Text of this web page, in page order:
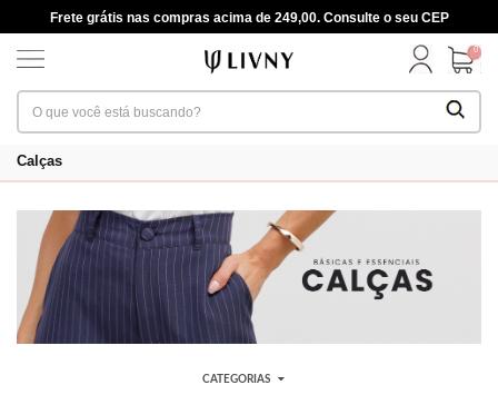
Frete grátis nas compras acima de 249,00. Consulte o seu CEP
0
Calças
CATEGORIAS